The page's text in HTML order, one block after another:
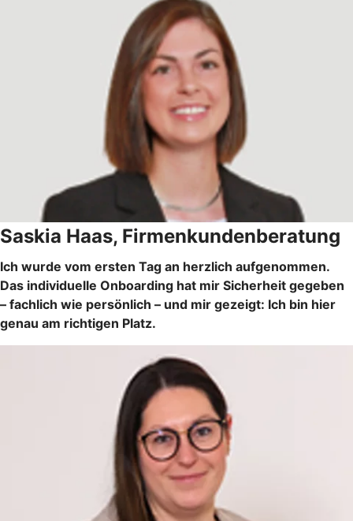
Saskia Haas, Firmenkundenberatung
Ich wurde vom ersten Tag an herzlich aufgenommen.
Das individuelle Onboarding hat mir Sicherheit gegeben
– fachlich wie persönlich – und mir gezeigt: Ich bin hier
genau am richtigen Platz.